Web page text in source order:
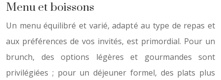
Menu et boissons
Un menu équilibré et varié, adapté au type de repas et
aux préférences de vos invités, est primordial. Pour un
brunch, des options légères et gourmandes sont
privilégiées ; pour un déjeuner formel, des plats plus